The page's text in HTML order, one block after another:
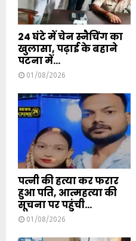
24 घंटे में चेन स्नैचिंग का
खुलासा, पढ़ाई के बहाने
पटना में...
01/08/2026
पत्नी की हत्या कर फरार
हुआ पति, आत्महत्या की
सूचना पर पहुंची...
01/08/2026